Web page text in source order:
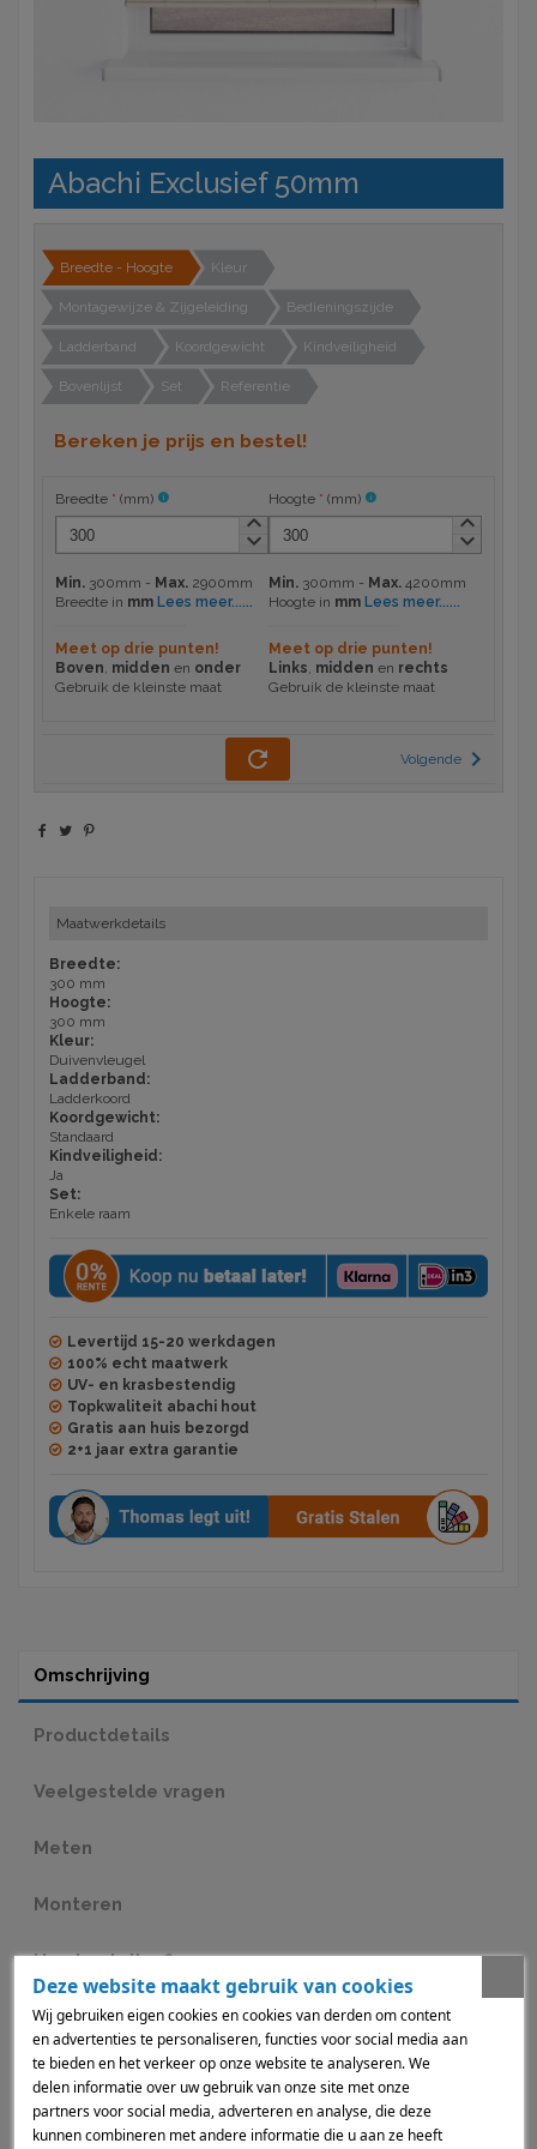
Abachi Exclusief 50mm
Breedte - Hoogte Kleur
Montagewijze & Zijgeleiding Bedieningszijde
Ladderband Koordgewicht Kindveiligheid
Bovenlijst Set Referentie
Bereken je prijs en bestel!
Breedte * (mm) info
keyboard_arrow_up
keyboard_arrow_down
Min. 300mm - Max. 2900mm
Breedte in mm Lees meer......
Meet op drie punten!
Boven, midden en onder
Gebruik de kleinste maat
Hoogte * (mm) info
keyboard_arrow_up
keyboard_arrow_down
Min. 300mm - Max. 4200mm
Hoogte in mm Lees meer......
Meet op drie punten!
Links, midden en rechts
Gebruik de kleinste maat
refresh Volgendechevron_right
Maatwerkdetails
Breedte:
300 mm
Hoogte:
300 mm
Kleur:
Duivenvleugel
Ladderband:
Ladderkoord
Koordgewicht:
Standaard
Kindveiligheid:
Ja
Set:
Enkele raam
Levertijd 15-20 werkdagen
100% echt maatwerk
UV- en krasbestendig
Topkwaliteit abachi hout
Gratis aan huis bezorgd
2+1 jaar extra garantie
Omschrijving
Productdetails
Veelgestelde vragen
Meten
Monteren
Hoe bestellen?
Abachi Jaloezieën: Natuurlijke Luxe en Functionele Klasse
Onze Abachi Jaloezieën combineren een warme, natuurlijke
uitstraling met tijdloze elegantie. Dankzij de unieke eigenschappen
van abachi-hout – licht van gewicht, zacht van textuur en subtiel van
nerf – zijn deze jaloezieën een stijlvolle toevoeging aan elk interieur.
Perfect voor wie op zoek is naar rust, verfijning en maatwerk.
Deze website maakt gebruik van cookies
Wij gebruiken eigen cookies en cookies van derden om content
en advertenties te personaliseren, functies voor social media aan
te bieden en het verkeer op onze website te analyseren. We
delen informatie over uw gebruik van onze site met onze
partners voor social media, adverteren en analyse, die deze
kunnen combineren met andere informatie die u aan ze heeft